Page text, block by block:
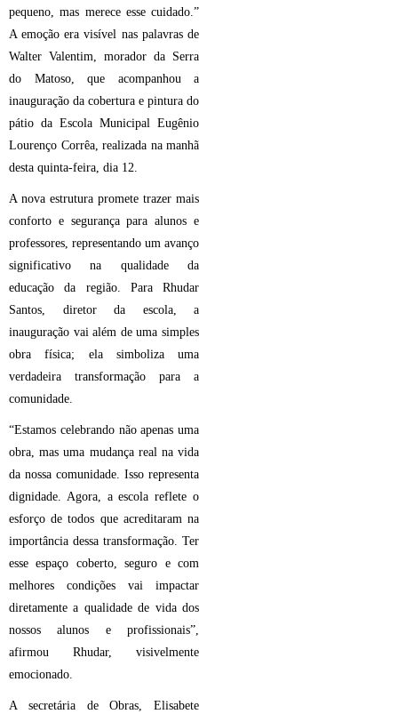
pequeno, mas merece esse cuidado.”
A emoção era visível nas palavras de
Walter Valentim, morador da Serra
do Matoso, que acompanhou a
inauguração da cobertura e pintura do
pátio da Escola Municipal Eugênio
Lourenço Corrêa, realizada na manhã
desta quinta-feira, dia 12.
A nova estrutura promete trazer mais
conforto e segurança para alunos e
professores, representando um avanço
significativo na qualidade da
educação da região. Para Rhudar
Santos, diretor da escola, a
inauguração vai além de uma simples
obra física; ela simboliza uma
verdadeira transformação para a
comunidade.
“Estamos celebrando não apenas uma
obra, mas uma mudança real na vida
da nossa comunidade. Isso representa
dignidade. Agora, a escola reflete o
esforço de todos que acreditaram na
importância dessa transformação. Ter
esse espaço coberto, seguro e com
melhores condições vai impactar
diretamente a qualidade de vida dos
nossos alunos e profissionais”,
afirmou Rhudar, visivelmente
emocionado.
A secretária de Obras, Elisabete